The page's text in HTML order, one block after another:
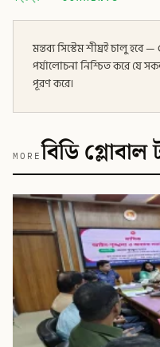
মন্তব্য সিস্টেম শীঘ্রই চালু
পর্যালোচনা নিশ্চিত করে যে
পূরণ করে।
MOREবিডি